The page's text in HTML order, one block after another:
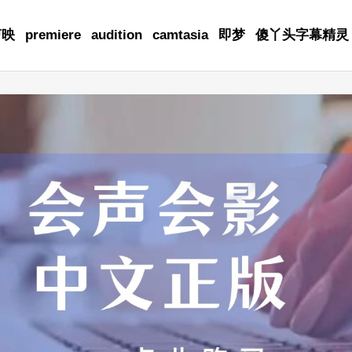
premiere audition camtasia 即梦 傻丫头字幕精灵